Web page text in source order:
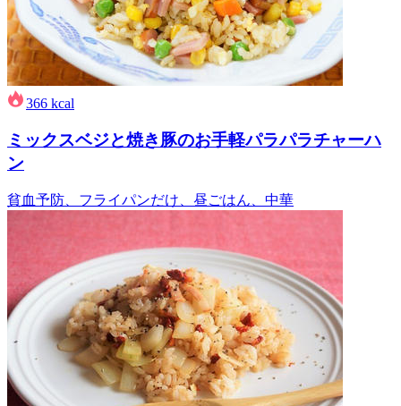
366 kcal
ミックスベジと焼き豚のお手軽パラパラチャーハ
ン
貧血予防、フライパンだけ、昼ごはん、中華